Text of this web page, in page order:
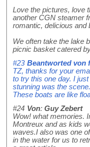
Love the pictures, love
another CGN steamer
romantic, delicious and
We often take the lake
picnic basket catered
#23 Beantworted von
TZ, thanks for your
to try this one day. I
stunning was the
These boats are like
#24 Von: Guy Zebert
Wow! what memories.
Montreux and as kids
waves.I also was one
in the water for us to